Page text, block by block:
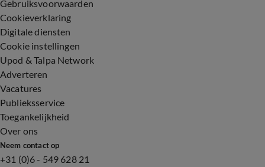
Gebruiksvoorwaarden
Cookieverklaring
Digitale diensten
Cookie instellingen
Upod & Talpa Network
Adverteren
Vacatures
Publieksservice
Toegankelijkheid
Over ons
Neem contact op
+31 (0)6 - 549 628 21